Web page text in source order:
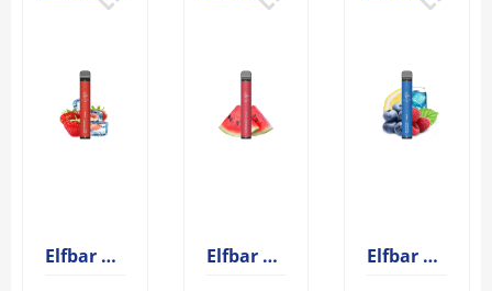
Elfbar 600 Strawberry Ice Elfbar 600 Watermelon Elfbar 600 Blue Razz Lemonade